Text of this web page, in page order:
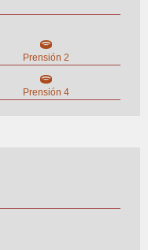
Prensión 2
Prensión 4